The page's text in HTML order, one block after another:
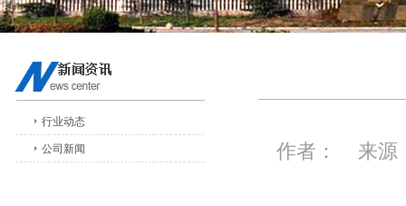
行业动态
公司新闻 作者： 来源